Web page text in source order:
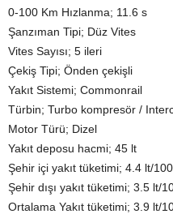
0-100 Km Hızlanma; 11.6 s
Şanzıman Tipi; Düz Vites
Vites Sayısı; 5 ileri
Çekiş Tipi; Önden çekişli
Yakıt Sistemi; Commonrail
Türbin; Turbo kompresör /
Motor Türü; Dizel
Yakıt deposu hacmi; 45 lt
Şehir içi yakıt tüketimi; 4.4 lt/
Şehir dışı yakıt tüketimi; 3.5 lt/
Ortalama Yakıt tüketimi; 3.9 lt/